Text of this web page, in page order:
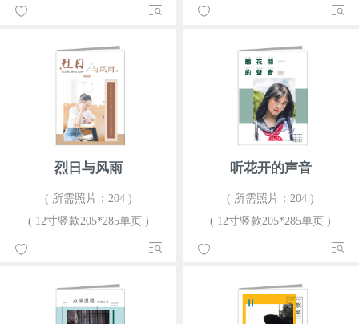
烈日与风雨
( 所需照片：204 )
( 12寸竖款205*285单页 )
听花开的声音
( 所需照片：204 )
( 12寸竖款205*285单页 )